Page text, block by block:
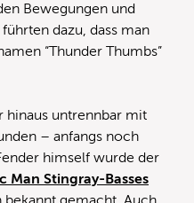
Bewegungen und
dazu, dass man
“Thunder Thumbs”
hinaus untrennbar mit
– anfangs noch
himself wurde der
Man Stingray-Basses